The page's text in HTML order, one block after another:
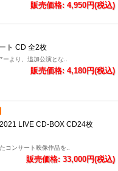
販売価格: 4,950円(税込)
ト CD 全2枚
より、追加公演とな..
販売価格: 4,180円(税込)
LIVE CD-BOX CD24枚
コンサート映像作品を..
販売価格: 33,000円(税込)